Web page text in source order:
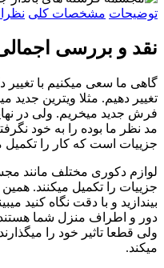
توضیحات مشخصات کلی
نقد و بررسی
گاهی ما سعی میکنیم با
تغییر دهیم. مثلا ویترین جدید
فرش جدید میخریم. ولی در
مد نظر ما بوده را به خود
جزییات است که کار را
لوازم دکوری مختلف مانند
جزییات را تکمیل میکنند.
بیندازید و با دقت نگاه کنید
دور و اطراف منزل شما هستند
ولی قطعا تاثیر خود را
میکند.